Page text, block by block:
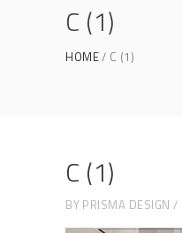
C (1)
HOME C (1)
C (1)
BY PRISMA DESIGN